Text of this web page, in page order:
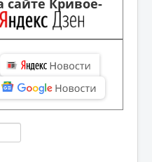
Кривое-